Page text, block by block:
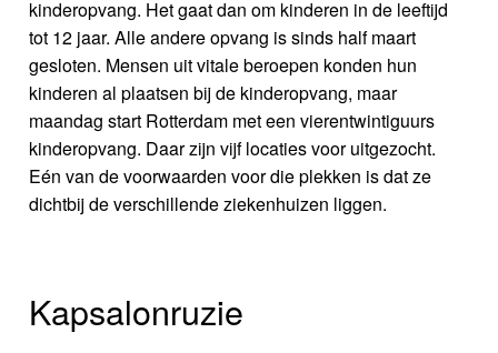
kinderopvang. Het gaat dan om kinderen in de leeftijd
tot 12 jaar. Alle andere opvang is sinds half maart
gesloten. Mensen uit vitale beroepen konden hun
kinderen al plaatsen bij de kinderopvang, maar
maandag start Rotterdam met een vierentwintiguurs
kinderopvang. Daar zijn vijf locaties voor uitgezocht.
Eén van de voorwaarden voor die plekken is dat ze
dichtbij de verschillende ziekenhuizen liggen.
Kapsalonruzie